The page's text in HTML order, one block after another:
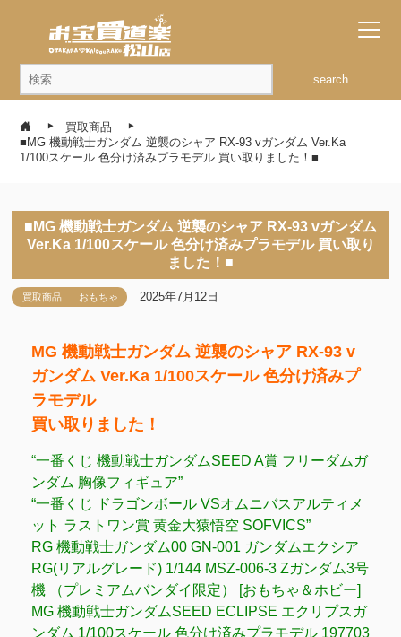
search
買取商品
■MG 機動戦士ガンダム 逆襲のシャア RX-93 vガンダム Ver.Ka
1/100スケール 色分け済みプラモデル 買い取りました！■
■MG 機動戦士ガンダム 逆襲のシャア RX-93 vガンダム
Ver.Ka 1/100スケール 色分け済みプラモデル 買い取り
ました！■
買取商品 おもちゃ 2025年7月12日
MG 機動戦士ガンダム 逆襲のシャア RX-93 v
ガンダム Ver.Ka 1/100スケール 色分け済みプ
ラモデル
買い取りました！
“一番くじ 機動戦士ガンダムSEED A賞 フリーダムガ
ンダム 胸像フィギュア”
“一番くじ ドラゴンボール VSオムニバスアルティメ
ット ラストワン賞 黄金大猿悟空 SOFVICS”
RG 機動戦士ガンダム00 GN-001 ガンダムエクシア
RG(リアルグレード) 1/144 MSZ-006-3 Zガンダム3号
機 （プレミアムバンダイ限定） [おもちゃ＆ホビー]
MG 機動戦士ガンダムSEED ECLIPSE エクリプスガ
ンダム 1/100スケール 色分け済みプラモデル 197703